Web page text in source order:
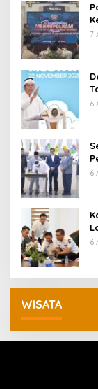
7
6
6
6
WISATA